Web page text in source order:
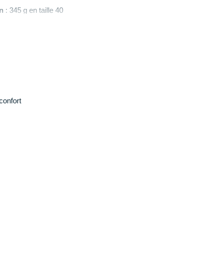
: 345 g en taille 40
de course pour femme
objectifs de course à pied.